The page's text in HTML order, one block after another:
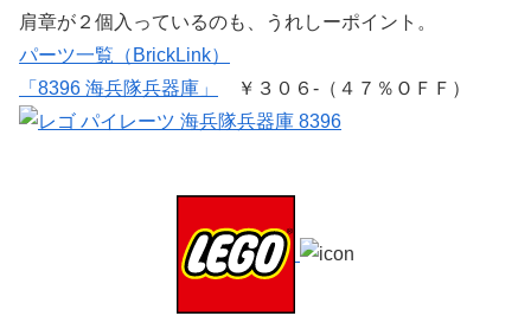
肩章が２個入っているのも、うれしーポイント。
パーツ一覧（BrickLink）
「8396 海兵隊兵器庫」
￥３０６-（４７％ＯＦＦ）